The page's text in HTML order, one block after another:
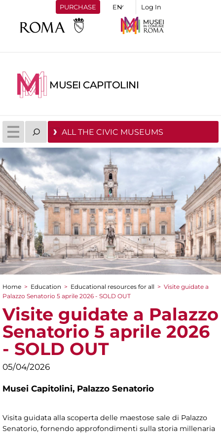
PURCHASE Log In
MUSEI CAPITOLINI
ALL THE CIVIC MUSEUMS
You are here
Home > Education > Educational resources for all > Visite guidate a
Palazzo Senatorio 5 aprile 2026 - SOLD OUT
Visite guidate a Palazzo
Senatorio 5 aprile 2026
- SOLD OUT
05/04/2026
Musei Capitolini, Palazzo Senatorio
Visita guidata alla scoperta delle maestose sale di Palazzo
Senatorio, fornendo approfondimenti sulla storia millenaria